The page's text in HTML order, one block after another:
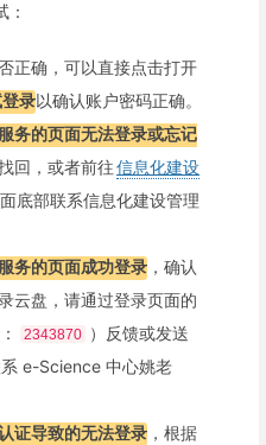
正确，可以直接点击打开
录以确认账户密码正确。
务的页面无法登录或忘记
回，或者前往信息化建设
底部联系信息化建设管理
务的页面成功登录 ，确认
云盘，请通过登录页面的
2343870
）反馈或发送
e-Science 中心姚老
证导致的无法登录 ，根据